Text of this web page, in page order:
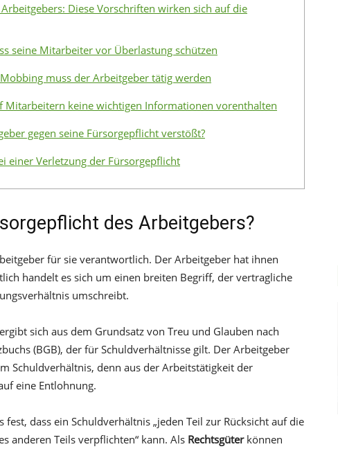
Diese Vorschriften wirken sich auf die
seine Mitarbeiter vor Überlastung schützen
muss der Arbeitgeber tätig werden
Mitarbeitern keine wichtigen Informationen vorenthalten
gegen seine Fürsorgepflicht verstößt?
einer Verletzung der Fürsorgepflicht
des Arbeitgebers?
für sie verantwortlich. Der Arbeitgeber hat ihnen
handelt es sich um einen breiten Begriff, der vertragliche
umschreibt.
sich aus dem Grundsatz von Treu und Glauben nach
(BGB), der für Schuldverhältnisse gilt. Der Arbeitgeber
Schuldverhältnis, denn aus der Arbeitstätigkeit der
eine Entlohnung.
dass ein Schuldverhältnis „jeden Teil zur Rücksicht auf die
anderen Teils verpflichten“ kann. Als Rechtsgüterkönnen